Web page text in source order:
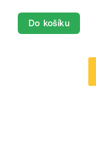
Do košíku